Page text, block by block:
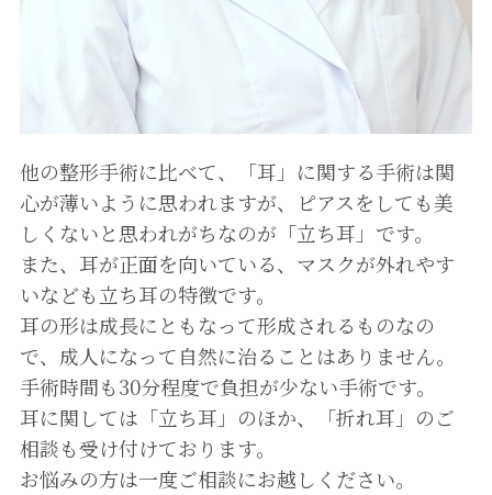
他の整形手術に比べて、「耳」に関する手術は関
心が薄いように思われますが、ピアスをしても美
しくないと思われがちなのが「立ち耳」です。
また、耳が正面を向いている、マスクが外れやす
いなども立ち耳の特徴です。
耳の形は成長にともなって形成されるものなの
で、成人になって自然に治ることはありません。
手術時間も30分程度で負担が少ない手術です。
耳に関しては「立ち耳」のほか、「折れ耳」のご
相談も受け付けております。
お悩みの方は一度ご相談にお越しください。